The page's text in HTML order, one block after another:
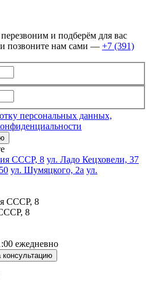
и подберём для вас
позвоните нам сами — +7 (391)
персональных данных,
СССР, 8 ул. Ладо Кецховели, 37
ул. Шумяцкого, 2а ул.
СССР, 8
8
ежедневно
консультацию